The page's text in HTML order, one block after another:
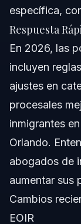
Aspectos
Cuándo
Acerca de
Confianza
Preguntas
¿Cuál es la
2026?
específica,
Respuesta
En 2026, las
incluyen
ajustes en
procesales
inmigrantes
Orlando.
abogados de
aumentar sus
Cambios
EOIR